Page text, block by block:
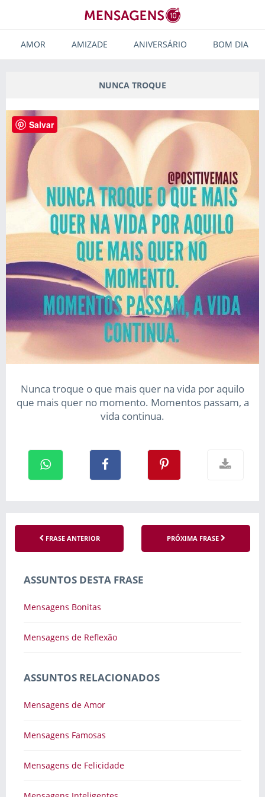
AMOR AMIZADE ANIVERSÁRIO BOM DIA
NUNCA TROQUE
Nunca troque o que mais quer na vida por aquilo
que mais quer no momento. Momentos passam, a
vida continua.
FRASE ANTERIOR PRÓXIMA FRASE
ASSUNTOS DESTA FRASE
Mensagens Bonitas
Mensagens de Reflexão
ASSUNTOS RELACIONADOS
Mensagens de Amor
Mensagens Famosas
Mensagens de Felicidade
Salvar